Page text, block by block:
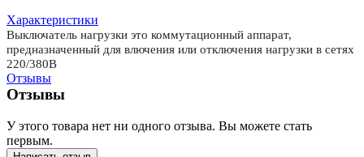
Характеристики
Выключатель нагрузки это коммутационный аппарат,
предназначенный для влючения или отключения нагрузки в сетях
220/380В
Отзывы
Отзывы
У этого товара нет ни одного отзыва. Вы можете стать
первым.